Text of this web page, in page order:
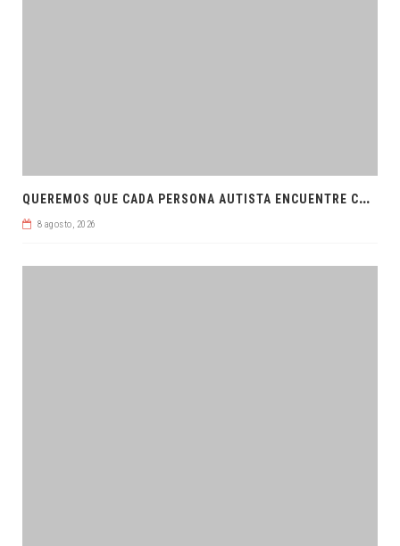
Q
UEREMOS QUE CADA PERSONA AUTISTA ENCUENTRE COMPRENSIÓN: JDM
8 agosto, 2026